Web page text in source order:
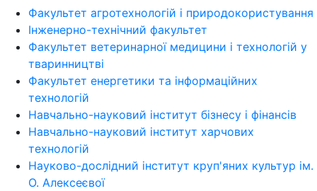
Факультет агротехнологій і природокористування
Інженерно-технічний факультет
Факультет ветеринарної медицини і технологій у
тваринництві
Факультет енергетики та інформаційних
технологій
Навчально-науковий інститут бізнесу і фінансів
Навчально-науковий інститут харчових
технологій
Науково-дослідний інститут круп'яних культур ім.
О. Алексеєвої